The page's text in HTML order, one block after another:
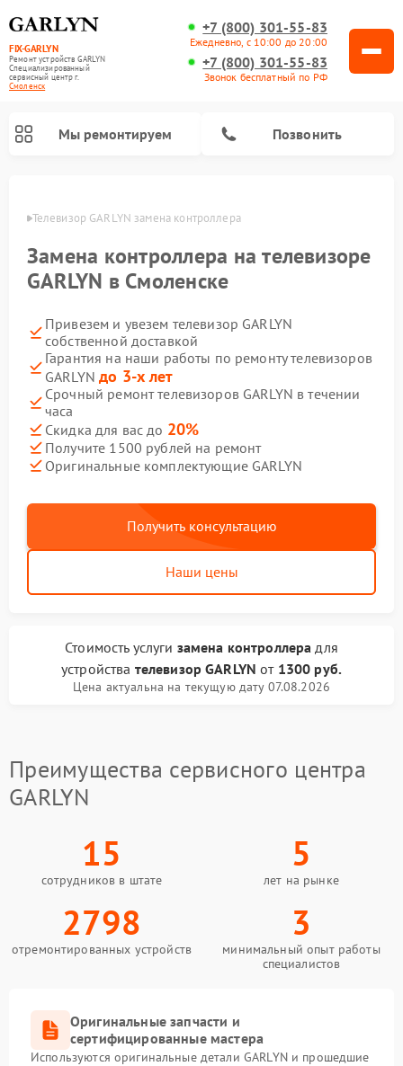
FIX-GARLYN
Ремонт устройств GARLYN
Специализированный
cервисный центр г.
Смоленск
+7 (800) 301-55-83
Ежедневно, с 10:00 до 20:00
+7 (800) 301-55-83
Звонок бесплатный по РФ
Мы ремонтируем Позвонить
Телевизор GARLYN замена контроллера
Замена контроллера на телевизоре
GARLYN в Смоленске
Привезем и увезем телевизор GARLYN
собственной доставкой
Гарантия на наши работы по ремонту телевизоров
GARLYNдо 3-х лет
Срочный ремонт телевизоров GARLYN в течении
часа
Скидка для вас до 20%
Получите 1500 рублей на ремонт
Оригинальные комплектующие GARLYN
Получить консультацию
Наши цены
Стоимость услуги замена контроллера для
устройства телевизор GARLYN от 1300 руб.
Цена актуальна на текущую дату 07.08.2026
Преимущества сервисного центра
GARLYN
15
сотрудников в штате
5
лет на рынке
2798
отремонтированных устройств
3
минимальный опыт работы
специалистов
Оригинальные запчасти и
сертифицированные мастера
Используются оригинальные детали GARLYN и прошедшие